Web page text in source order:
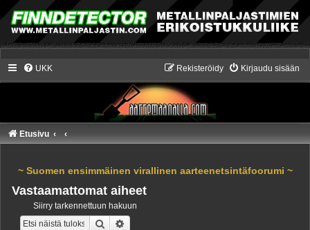
UKK Kirjaudu sisään
Rekisteröidy
Etusivu
~ Suomen ensimmäinen virallinen aarteenetsintäfoorumi ~
Vastaamattomat aiheet
Siirry tarkennettuun hakuun
Etsi